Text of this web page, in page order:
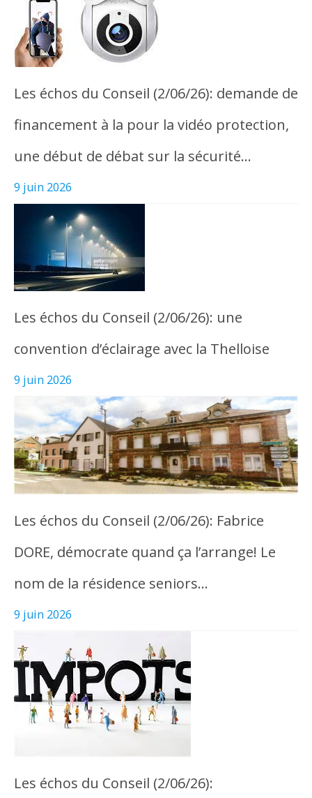
Les échos du Conseil (2/06/26): demande de
financement à la pour la vidéo protection,
une début de débat sur la sécurité…
9 juin 2026
Les échos du Conseil (2/06/26): une
convention d’éclairage avec la Thelloise
9 juin 2026
Les échos du Conseil (2/06/26): Fabrice
DORE, démocrate quand ça l’arrange! Le
nom de la résidence seniors…
9 juin 2026
Les échos du Conseil (2/06/26):